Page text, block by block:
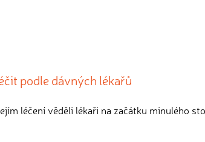
podle dávných lékařů
léčení věděli lékaři na začátku minulého